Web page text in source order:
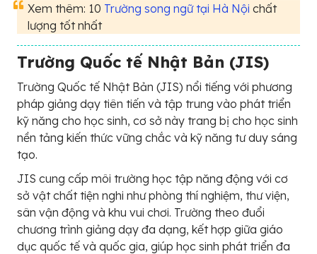
Xem thêm: 10 Trường song ngữ tại Hà Nội chất
lượng tốt nhất
Trường Quốc tế Nhật Bản (JIS)
Trường Quốc tế Nhật Bản (JIS) nổi tiếng với phương
pháp giảng dạy tiên tiến và tập trung vào phát triển
kỹ năng cho học sinh, cơ sở này trang bị cho học sinh
nền tảng kiến thức vững chắc và kỹ năng tư duy sáng
tạo.
JIS cung cấp môi trường học tập năng động với cơ
sở vật chất tiện nghi như phòng thí nghiệm, thư viện,
sân vận động và khu vui chơi. Trường theo đuổi
chương trình giảng dạy đa dạng, kết hợp giữa giáo
dục quốc tế và quốc gia, giúp học sinh phát triển đa